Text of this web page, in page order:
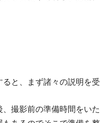
ると、まず諸々の説明を受
、撮影前の準備時間をい